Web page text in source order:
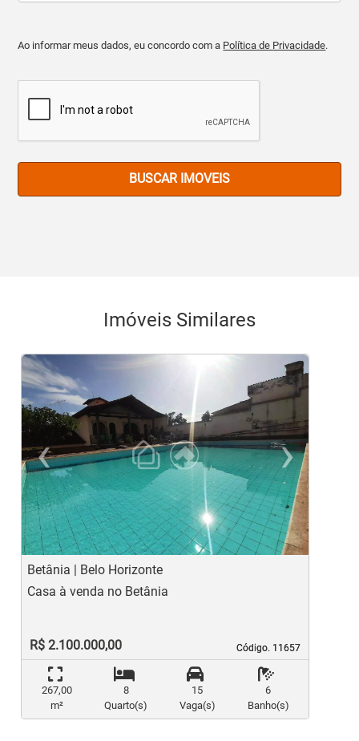
Ao informar meus dados, eu concordo com a Política de Privacidade.
BUSCAR IMOVEIS
Imóveis Similares
‹
Previous
›
Betânia | Belo Horizonte
Código. 11657
Código. 11657
Casa à venda no Betânia
R$ 2.100.000,00
267,00
m²
8
Quarto(s)
15
Vaga(s)
6
Banho(s)